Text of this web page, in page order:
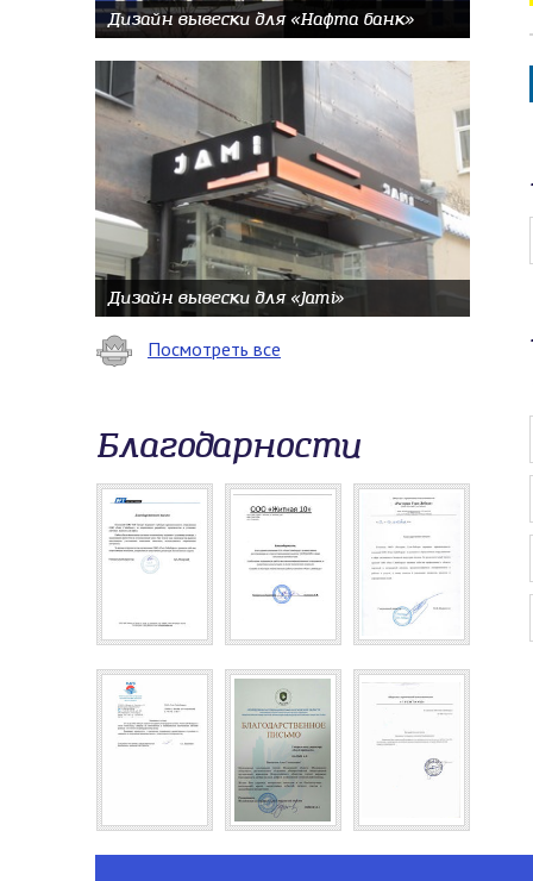
Дизайн вывески для «Нафта банк»
Дизайн вывески для «Jami»
Посмотреть все
Благодарности